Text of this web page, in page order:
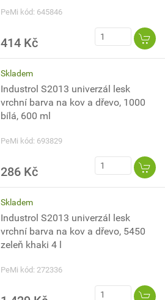
PeMi kód: 645846
414 Kč
Skladem
Industrol S2013 univerzál lesk
vrchní barva na kov a dřevo, 1000
bílá, 600 ml
PeMi kód: 693829
286 Kč
Skladem
Industrol S2013 univerzál lesk
vrchní barva na kov a dřevo, 5450
zeleň khaki 4 l
PeMi kód: 272336